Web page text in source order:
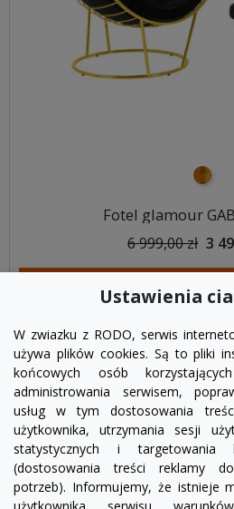
złoty
Fotel glamour
6 999,00 zł 3
Ustawienia
W zwiazku z RODO, serwis
używa plików cookies. Są to pliki
końcowych osób
administrowania serwisem,
usług w tym dostosowania
użytkownika, utrzymania sesji
statystycznych i targetowania
(dostosowania treści reklamy
potrzeb). Informujemy, że istnieje